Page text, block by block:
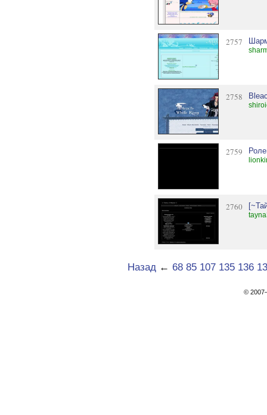
2757
2758
2759
2760
Назад ← 68 85 107 135 136
©